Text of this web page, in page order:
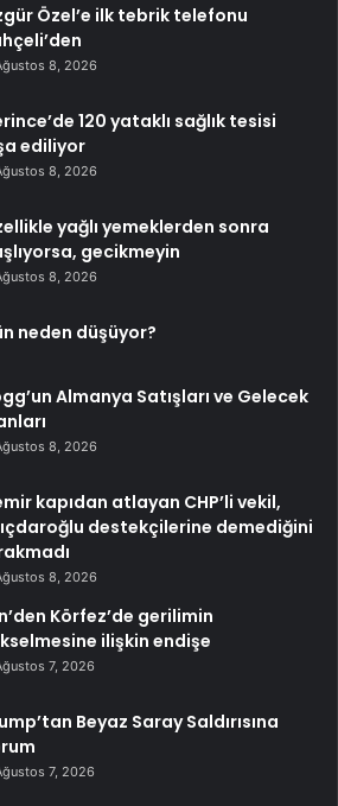
Özel’e ilk tebrik telefonu
8, 2026
120 yataklı sağlık tesisi
ediliyor
8, 2026
yağlı yemeklerden sonra
gecikmeyin
8, 2026
neden düşüyor?
Almanya Satışları ve Gelecek
8, 2026
kapıdan atlayan CHP’li vekil,
destekçilerine demediğini
8, 2026
Körfez’de gerilimin
ilişkin endişe
7, 2026
Beyaz Saray Saldırısına
7, 2026